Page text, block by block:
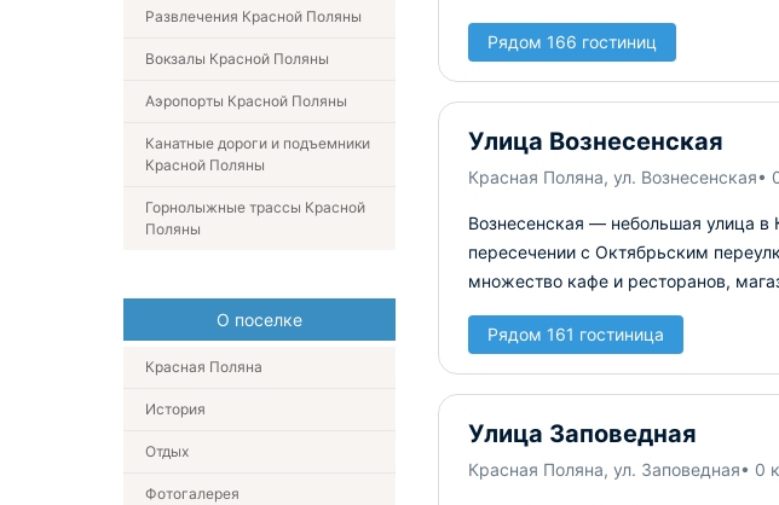
Рядом 166 гостиниц
Улица Вознесенская
Красная Поляна, ул. Вознесенская•
Вознесенская — небольшая улица в
пересечении с Октябрьским
множество кафе и ресторанов,
Рядом 161 гостиница
Улица Заповедная
Красная Поляна, ул. Заповедная• 0
Развлечения Красной Поляны
Вокзалы Красной Поляны
Аэропорты Красной Поляны
Канатные дороги и подъемники
Красной Поляны
Горнолыжные трассы Красной
Поляны
О поселке
Красная Поляна
История
Отдых
Фотогалерея